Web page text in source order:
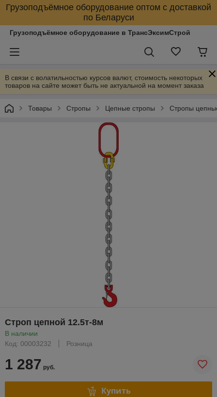
Грузоподъёмное оборудование оптом с доставкой
по Беларуси
Грузоподъёмное оборудование в ТрансЭксимСтрой
В связи с волатильностью курсов валют, стоимость некоторых
товаров на сайте может быть не актуальной на момент заказа
Товары Стропы Цепные стропы Стропы
Строп цепной 12.5т-8м
В наличии
Код: 00003232
Розница
1 287 руб.
Купить